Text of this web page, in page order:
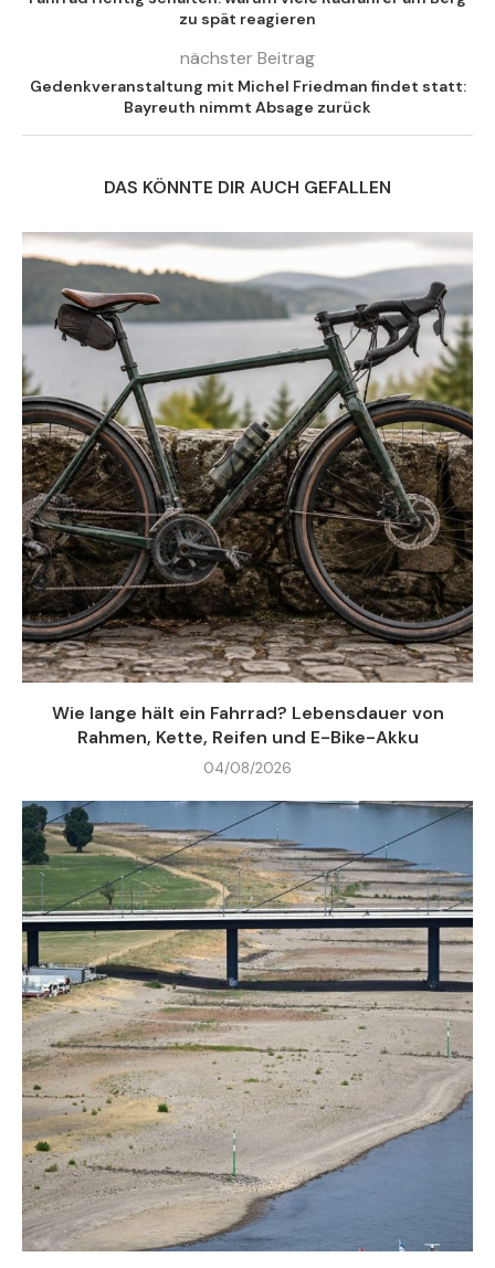
zu spät reagieren
nächster Beitrag
Gedenkveranstaltung mit Michel Friedman findet statt:
Bayreuth nimmt Absage zurück
DAS KÖNNTE DIR AUCH GEFALLEN
Wie lange hält ein Fahrrad? Lebensdauer von
Rahmen, Kette, Reifen und E-Bike-Akku
04/08/2026